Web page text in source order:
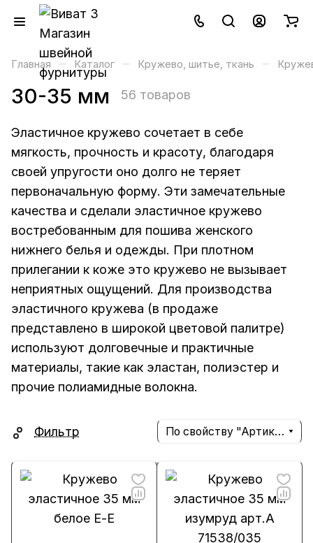
Главная – Каталог – Кружево, шитье, ткань –
30-35 мм 56 товаров
Эластичное кружево сочетает в себе
мягкость, прочность и красоту, благодаря
своей упругости оно долго не теряет
первоначальную форму. Эти замечательные
качества и сделали эластичное кружево
востребованным для пошива женского
нижнего белья и одежды. При плотном
прилегании к коже это кружево не вызывает
неприятных ощущений. Для производства
эластичного кружева (в продаже
представлено в широкой цветовой палитре)
используют долговечные и практичные
материалы, такие как эластан, полиэстер и
прочие полиамидные волокна.
Фильтр По свойству "Артикул" (убывание)